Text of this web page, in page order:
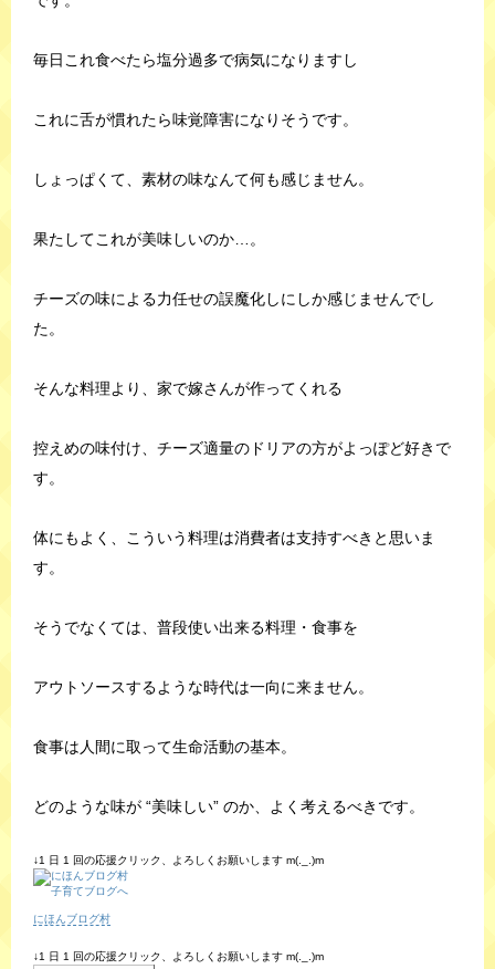
毎日これ食べたら塩分過多で病気になりますし
これに舌が慣れたら味覚障害になりそうです。
しょっぱくて、素材の味なんて何も感じません。
果たしてこれが美味しいのか…。
チーズの味による力任せの誤魔化しにしか感じませんでし
た。
そんな料理より、家で嫁さんが作ってくれる
控えめの味付け、チーズ適量のドリアの方がよっぽど好きで
す。
体にもよく、こういう料理は消費者は支持すべきと思いま
す。
そうでなくては、普段使い出来る料理・食事を
アウトソースするような時代は一向に来ません。
食事は人間に取って生命活動の基本。
どのような味が “美味しい” のか、よく考えるべきです。
↓1 日 1 回の応援クリック、よろしくお願いします m(._.)m
にほんブログ村
↓1 日 1 回の応援クリック、よろしくお願いします m(._.)m